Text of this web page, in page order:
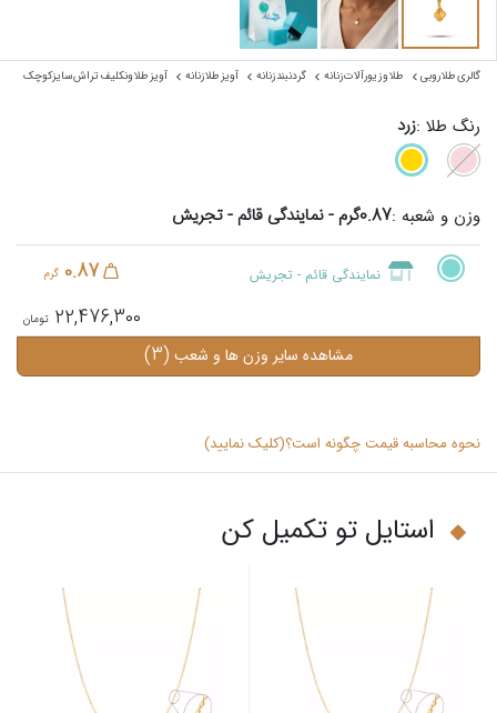
گالری طلا روبی طلا و زیورآلات زنانه گردنبند زنانه آویز طلا زنانه آویز طلا ونکلیف تراش سایزکوچک
رنگ طلا :زرد
وزن و شعبه :0.87گرم - نمایندگی قائم - تجریش
نمایندگی قائم - تجریش 0.87 گرم
22,476,300
مشاهده سایر وزن ها و شعب (3)
نحوه محاسبه قیمت چگونه است؟(کلیک نمایید)
استایل تو تکمیل کن